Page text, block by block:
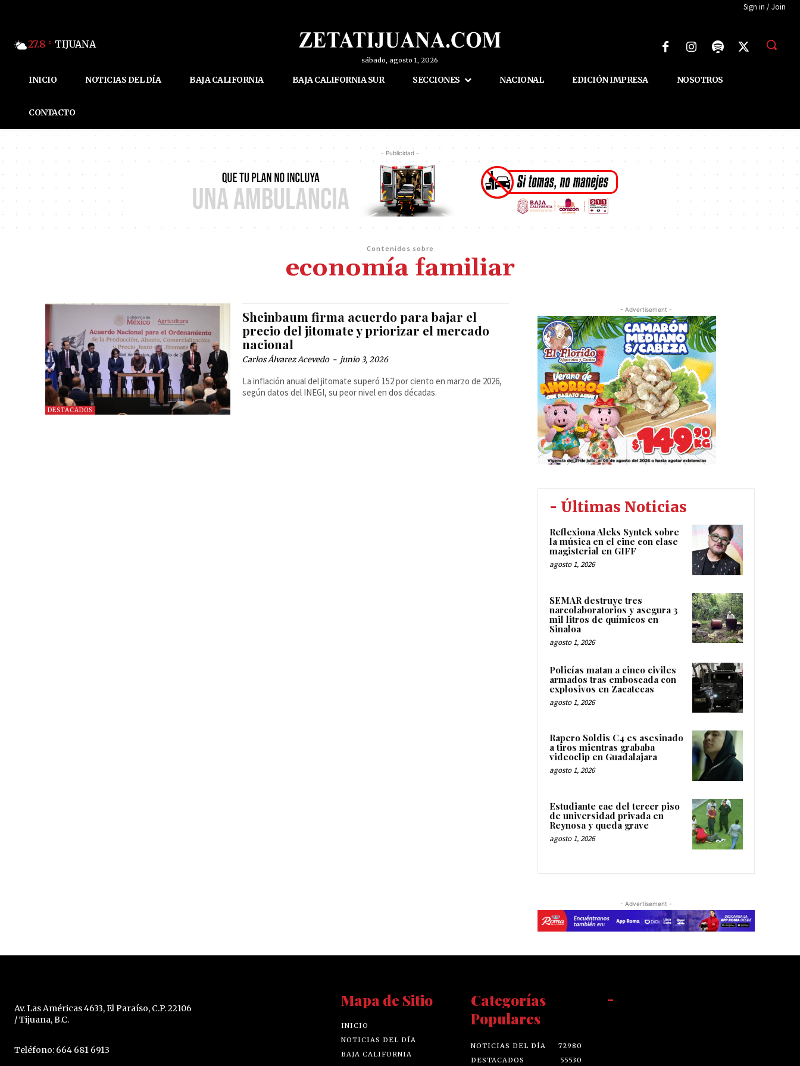
Sign in / Join
27.8 C TIJUANA
sábado, agosto 1, 2026
INICIO NOTICIAS DEL DÍA BAJA CALIFORNIA BAJA CALIFORNIA SUR SECCIONES NACIONAL EDICIÓN IMPRESA NOSOTROS
CONTACTO
- Publicidad -
Contenidos sobre
economía familiar
DESTACADOS
Sheinbaum firma acuerdo para bajar el
precio del jitomate y priorizar el mercado
nacional
Carlos Álvarez Acevedo - junio 3, 2026
La inflación anual del jitomate superó 152 por ciento en marzo de 2026,
según datos del INEGI, su peor nivel en dos décadas.
- Advertisement -
- Últimas Noticias
Reflexiona Aleks Syntek sobre
la música en el cine con clase
magisterial en GIFF
agosto 1, 2026
SEMAR destruye tres
narcolaboratorios y asegura 3
mil litros de químicos en
Sinaloa
agosto 1, 2026
Policías matan a cinco civiles
armados tras emboscada con
explosivos en Zacatecas
agosto 1, 2026
Rapero Soldis C4 es asesinado
a tiros mientras grababa
videoclip en Guadalajara
agosto 1, 2026
Estudiante cae del tercer piso
de universidad privada en
Reynosa y queda grave
agosto 1, 2026
- Advertisement -
Av. Las Américas 4633, El Paraíso, C.P. 22106
/ Tijuana, B.C.
Teléfono: 664 681 6913
Mapa de Sitio
INICIO
NOTICIAS DEL DÍA
BAJA CALIFORNIA
Categorías
Populares
NOTICIAS DEL DÍA
72980
DESTACADOS
55530
-